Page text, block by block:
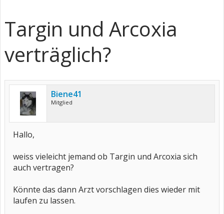
Targin und Arcoxia
verträglich?
Biene41
Mitglied
Hallo,
weiss vieleicht jemand ob Targin und Arcoxia sich
auch vertragen?
Könnte das dann Arzt vorschlagen dies wieder mit
laufen zu lassen.